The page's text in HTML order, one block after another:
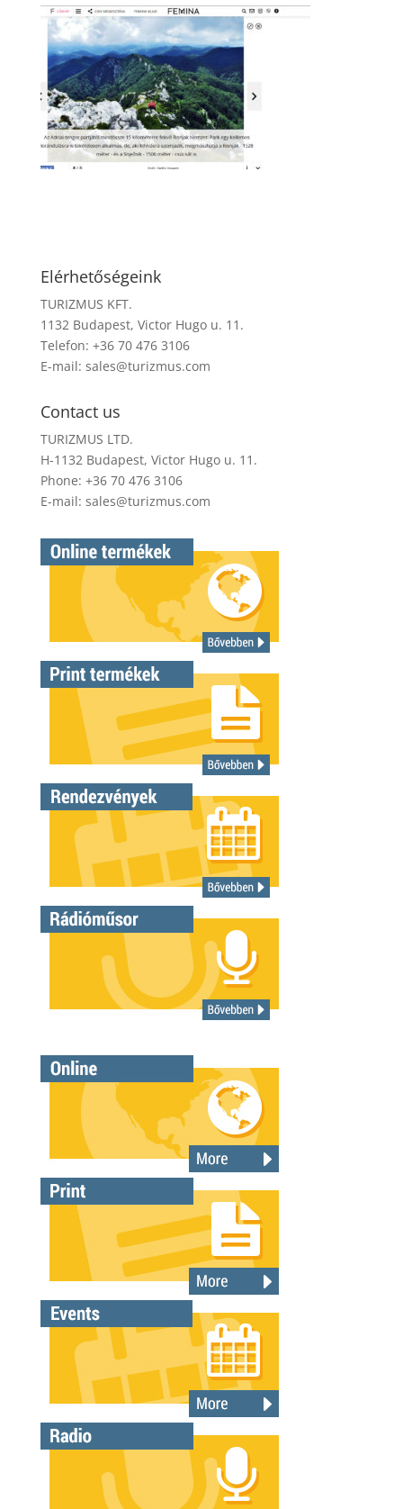
Elérhetőségeink
TURIZMUS KFT.
1132 Budapest, Victor Hugo u. 11.
Telefon: +36 70 476 3106
E-mail: sales@turizmus.com
Contact us
TURIZMUS LTD.
H-1132 Budapest, Victor Hugo u. 11.
Phone: +36 70 476 3106
E-mail: sales@turizmus.com